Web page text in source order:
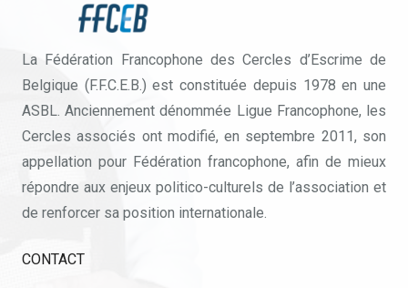
La Fédération Francophone des Cercles d’Escrime de
Belgique (F.F.C.E.B.) est constituée depuis 1978 en une
ASBL. Anciennement dénommée Ligue Francophone, les
Cercles associés ont modifié, en septembre 2011, son
appellation pour Fédération francophone, afin de mieux
répondre aux enjeux politico-culturels de l’association et
de renforcer sa position internationale.
CONTACT